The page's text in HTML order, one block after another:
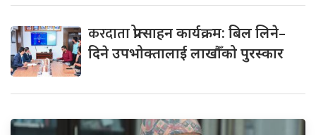
करदाताप्रोत्साहन कार्यक्रम: बिल लिने–
दिने उपभोक्तालाई लाखौँको पुरस्कार